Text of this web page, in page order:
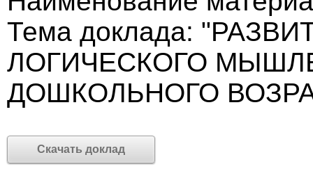
Тема доклада:
ЛОГИЧЕСКОГО
ДОШКОЛЬНОГО
Скачать доклад